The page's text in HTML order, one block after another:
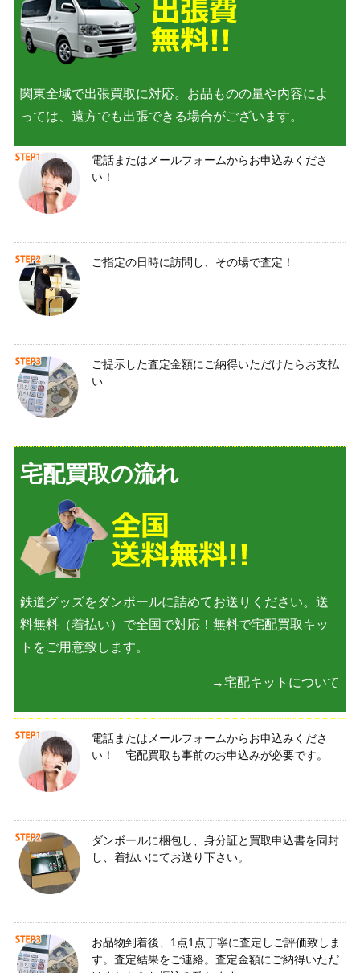
関東全域で出張買取に対応。お品ものの量や内容によ
っては、遠方でも出張できる場合がございます。
電話またはメールフォームからお申込みくださ
い！
ご指定の日時に訪問し、その場で査定！
ご提示した査定金額にご納得いただけたらお支払
い
宅配買取の流れ
鉄道グッズをダンボールに詰めてお送りください。送
料無料（着払い）で全国で対応！無料で宅配買取キッ
トをご用意致します。
→宅配キットについて
電話またはメールフォームからお申込みくださ
い！ 宅配買取も事前のお申込みが必要です。
ダンボールに梱包し、身分証と買取申込書を同封
し、着払いにてお送り下さい。
お品物到着後、1点1点丁寧に査定しご評価致しま
す。査定結果をご連絡。査定金額にご納得いただ